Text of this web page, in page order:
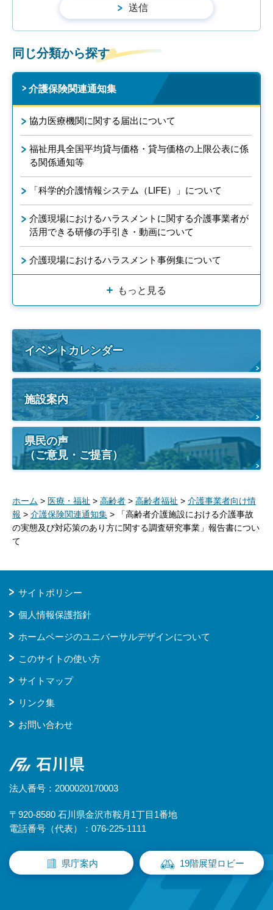
同じ分類から探す
介護保険関連通知集
協力医療機関に関する届出について
福祉用具全国平均貸与価格・貸与価格の上限公表に係
る関係通知等
「科学的介護情報システム（LIFE）」について
介護現場におけるハラスメントに関する介護事業者が
活用できる研修の手引き・動画について
介護現場におけるハラスメント事例集について
もっと見る
イベントカレンダー
施設案内
県民の声
（ご意見・ご提言）
ホーム > 医療・福祉 > 高齢者 > 高齢者福祉 > 介護事業者向け情
報 > 介護保険関連通知集 > 「高齢者介護施設における介護事故
の実態及び対応策のあり方に関する調査研究事業」報告書につい
て
サイトポリシー
個人情報保護指針
ホームページのユニバーサルデザインについて
このサイトの使い方
サイトマップ
リンク集
お問い合わせ
石川県
法人番号：2000020170003
〒920-8580 石川県金沢市鞍月1丁目1番地
電話番号（代表）：076-225-1111
県庁案内 19階展望ロビー